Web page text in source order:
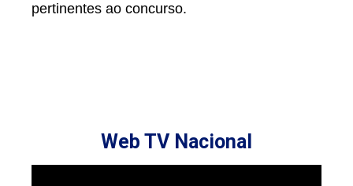
pertinentes ao concurso.
Web TV Nacional